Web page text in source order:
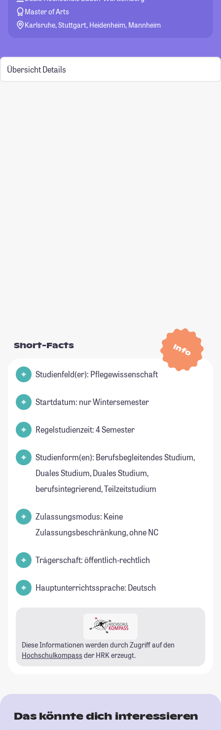
Master of Arts
Karlsruhe, Stuttgart, Heidenheim, Mannheim
Übersicht Details
Info
Short-Facts
Studienfeld(er): Pflegewissenschaft
Startdatum: nur Wintersemester
Regelstudienzeit: 4 Semester
Studienform(en): Berufsbegleitendes Studium,
Duales Studium, Duales Studium,
berufsintegrierend, Teilzeitstudium
Zulassungsmodus: Keine
Zulassungsbeschränkung, ohne NC
Trägerschaft: öffentlich-rechtlich
Hauptunterrichtssprache: Deutsch
Diese Informationen werden durch Zugriff auf den
Hochschulkompass der HRK erzeugt.
Das könnte dich interessieren